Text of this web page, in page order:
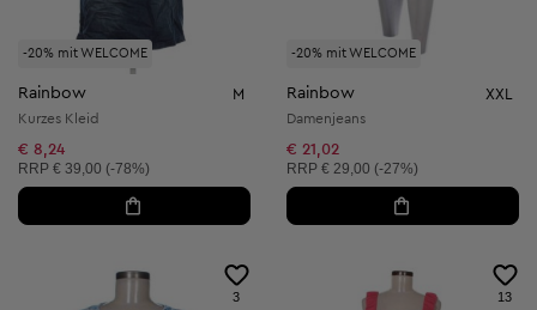
-20% mit WELCOME
Rainbow M
Kurzes Kleid
€ 8,24
Unverbindliche Preisempfehlung:
RRP € 39,00 (-78%)
-20% mit WELCOME
Rainbow XXL
Damenjeans
€ 21,02
Unverbindliche Preisempfehlung:
RRP € 29,00 (-27%)
3 13